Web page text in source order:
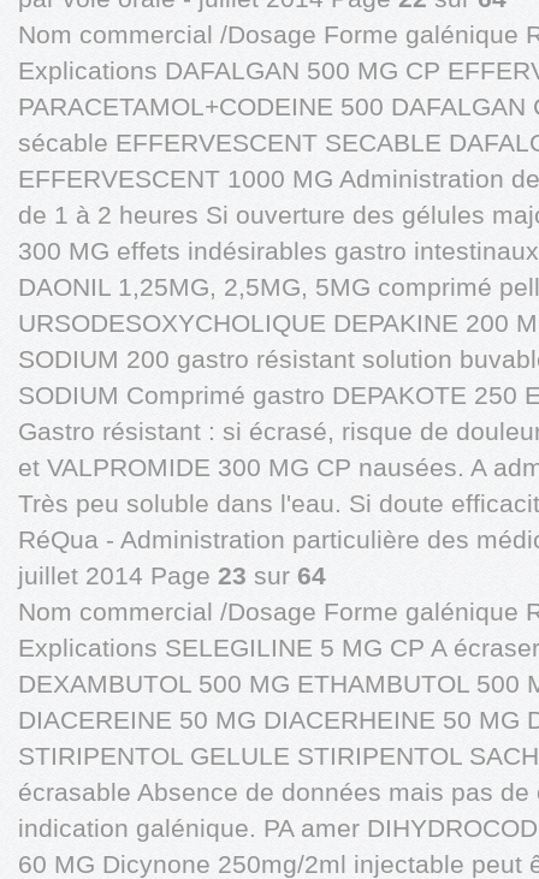
Nom commercial /Dosage Forme galénique
Explications DAFALGAN 500 MG CP
PARACETAMOL+CODEINE 500
sécable EFFERVESCENT SECABLE
EFFERVESCENT 1000 MG Administration
de 1 à 2 heures Si ouverture des gélules
300 MG effets indésirables gastro
DAONIL 1,25MG, 2,5MG, 5MG comprimé
URSODESOXYCHOLIQUE DEPAKINE 200
SODIUM 200 gastro résistant solution
SODIUM Comprimé gastro DEPAKOTE 250
Gastro résistant : si écrasé, risque de
et VALPROMIDE 300 MG CP nausées. A
Très peu soluble dans l'eau. Si doute
RéQua - Administration particulière des
juillet 2014 Page 23 sur 64
Nom commercial /Dosage Forme galénique
Explications SELEGILINE 5 MG CP A
DEXAMBUTOL 500 MG ETHAMBUTOL 500
DIACEREINE 50 MG DIACERHEINE 50 MG
STIRIPENTOL GELULE STIRIPENTOL
écrasable Absence de données mais pas
indication galénique. PA amer
60 MG Dicynone 250mg/2ml injectable peut